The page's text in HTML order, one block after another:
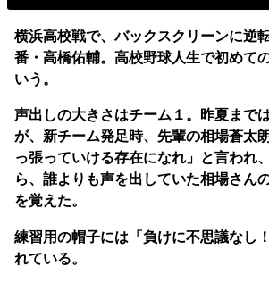
横浜高校戦で、バックスクリーンに逆
番・高橋佑輔。高校野球人生で初めて
いう。
声出しの大きさはチーム１。昨夏まで
が、新チーム発足時、先輩の相場蒼太
っ張っていける存在になれ」と言われ
ら、誰よりも声を出していた相場さん
を覚えた。
練習用の帽子には「負けに不思議なし
れている。